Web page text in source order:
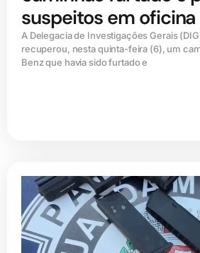
suspeitos em oficina
A Delegacia de Investigações Gerais
recuperou, nesta quinta-feira (6), um
Benz que havia sido furtado e